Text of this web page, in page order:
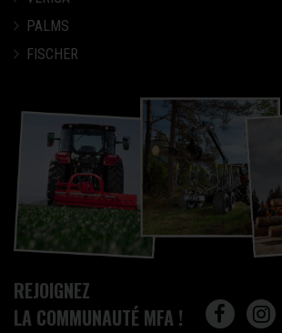
PALMS
FISCHER
REJOIGNEZ
LA COMMUNAUTÉ MFA !